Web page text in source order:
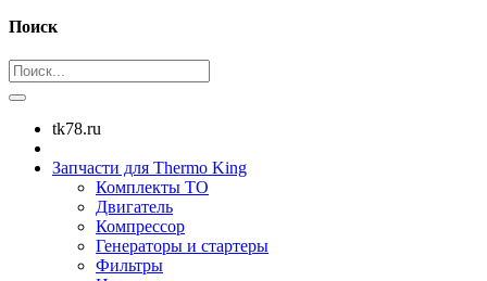
Поиск
tk78.ru
Запчасти для Thermo King
Комплекты ТО
Двигатель
Компрессор
Генераторы и стартеры
Фильтры